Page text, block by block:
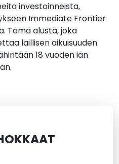
investoinneista,
Immediate Frontier
Tämä alusta, joka
laillisen aikuisuuden
18 vuoden iän